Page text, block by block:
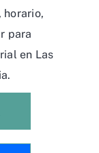
horario,
para
en Las